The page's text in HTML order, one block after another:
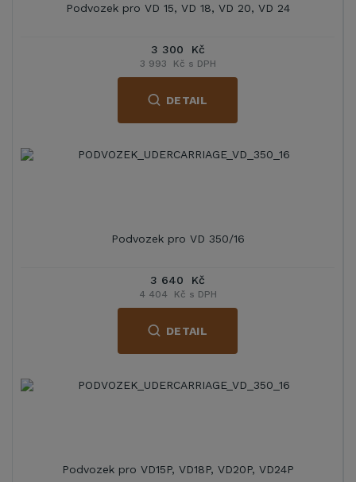
Podvozek pro VD 15, VD 18, VD 20, VD 24
3 300 Kč
3 993 Kč s DPH
DETAIL
Podvozek pro VD 350/16
3 640 Kč
4 404 Kč s DPH
DETAIL
Podvozek pro VD15P, VD18P, VD20P, VD24P